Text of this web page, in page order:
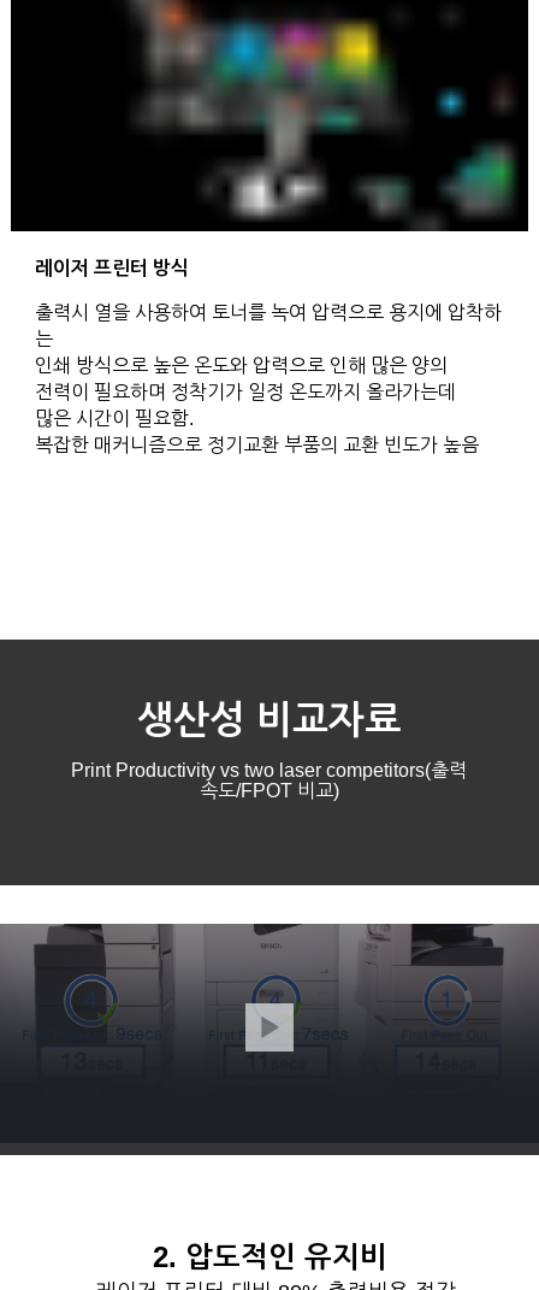
레이저 프린터 방식
출력시 열을 사용하여 토너를 녹여 압력으로 용지에 압착하
는
인쇄 방식으로 높은 온도와 압력으로 인해 많은 양의
전력이 필요하며 정착기가 일정 온도까지 올라가는데
많은 시간이 필요함.
복잡한 매커니즘으로 정기교환 부품의 교환 빈도가 높음
생산성 비교자료
Print Productivity vs two laser competitors(출력
속도/FPOT 비교)
2. 압도적인 유지비